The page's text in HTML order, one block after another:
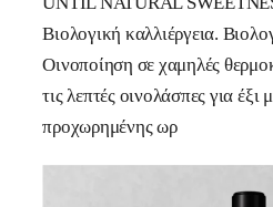
Βιολογική καλλιέργεια.
Οινοποίηση σε χαμηλές
τις λεπτές οινολάσπες για έξι
προχωρημένης ωρ